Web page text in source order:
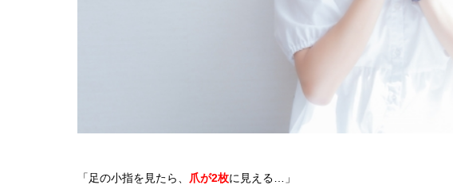
「足の小指を見たら、 爪が2枚に見える…」